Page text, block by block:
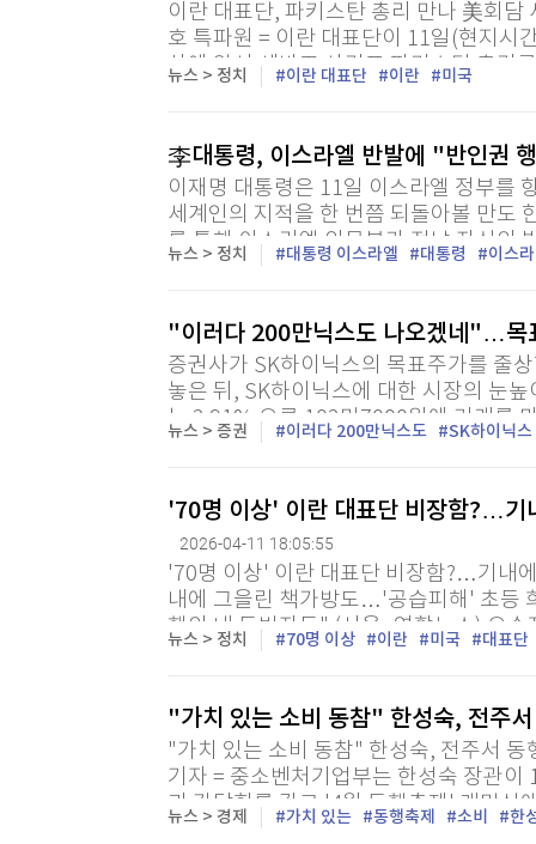
이란 대표단, 파키스탄 총리 만나 美회
호 특파원 = 이란 대표단이 11일(현지시
상에 앞서 셰바즈 샤리프 파키스탄 총리
다. IRIB는 "이란과 미국 회담의 세부 사
뉴스 > 정치 이란 대표단 이란 미국
李대통령, 이스라엘 반발에 "반인권
이재명 대통령은 11일 이스라엘 정부를
세계인의 지적을 한 번쯤 되돌아볼 만도
를 통해 이스라엘 외무부가 전날 자신의
뉴스 > 정치 대통령 이스라엘 대통령 이스
"이러다 200만닉스도 나오겠네"…목
증권사가 SK하이닉스의 목표주가를 줄
놓은 뒤, SK하이닉스에 대한 시장의 눈
는 2.91% 오른 102만7000원에 거래를
쟁...
뉴스 > 증권 이러다 200만닉스도 SK하이닉스
'70명 이상' 이란 대표단 비장함?…기
2026-04-11 18:05:55
'70명 이상' 이란 대표단 비장함?…기내
내에 그을린 책가방도…'공습피해' 초등
행의 내 동반자들" (서울=연합뉴스) 오
키스탄으로 간 이란 대표단이 공습으로
뉴스 > 정치 70명 이상 이란 미국 대표단
"가치 있는 소비 동참" 한성숙, 전주
"가치 있는 소비 동참" 한성숙, 전주서
기자 = 중소벤처기업부는 한성숙 장관
과 간담회를 갖고 '4월 동행축제' 개막식
고 밝혔다. 한 장관은 전주남부시장에서
뉴스 > 경제 가치 있는 동행축제 소비 한